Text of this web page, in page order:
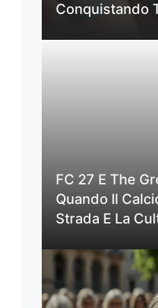
Conquistando
FC 27 E The
Quando Il
Strada E La